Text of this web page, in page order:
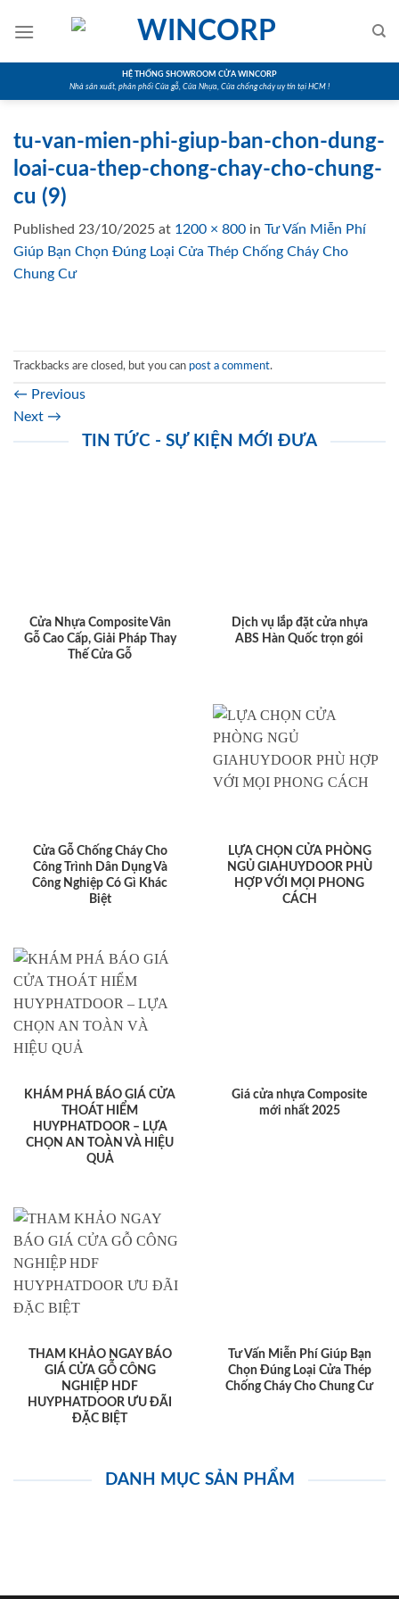
HỆ THỐNG SHOWROOM CỬA WINCORP
Nhà sản xuất, phân phối Cửa gỗ, Cửa Nhựa, Cửa chống cháy uy tín tại HCM !
tu-van-mien-phi-giup-ban-chon-dung-
loai-cua-thep-chong-chay-cho-chung-
cu (9)
Published 23/10/2025 at 1200 × 800 in Tư Vấn Miễn Phí
Giúp Bạn Chọn Đúng Loại Cửa Thép Chống Cháy Cho
Chung Cư
Trackbacks are closed, but you can post a comment.
← Previous
Next →
TIN TỨC - SỰ KIỆN MỚI ĐƯA
Cửa Nhựa Composite Vân
Gỗ Cao Cấp, Giải Pháp Thay
Thế Cửa Gỗ
Dịch vụ lắp đặt cửa nhựa
ABS Hàn Quốc trọn gói
Cửa Gỗ Chống Cháy Cho
Công Trình Dân Dụng Và
Công Nghiệp Có Gì Khác
Biệt
LỰA CHỌN CỬA PHÒNG
NGỦ GIAHUYDOOR PHÙ
HỢP VỚI MỌI PHONG
CÁCH
KHÁM PHÁ BÁO GIÁ CỬA
THOÁT HIỂM
HUYPHATDOOR – LỰA
CHỌN AN TOÀN VÀ HIỆU
QUẢ
Giá cửa nhựa Composite
mới nhất 2025
THAM KHẢO NGAY BÁO
GIÁ CỬA GỖ CÔNG
NGHIỆP HDF
HUYPHATDOOR ƯU ĐÃI
ĐẶC BIỆT
Tư Vấn Miễn Phí Giúp Bạn
Chọn Đúng Loại Cửa Thép
Chống Cháy Cho Chung Cư
DANH MỤC SẢN PHẨM